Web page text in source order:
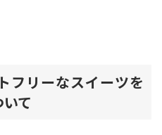
フリーなスイーツを
て